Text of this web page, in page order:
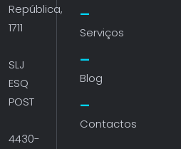
República,
1711
SLJ
ESQ
POST
4430-
Serviços
Blog
Contactos